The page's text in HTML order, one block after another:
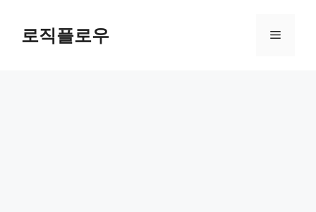
content로직플로우 Menu